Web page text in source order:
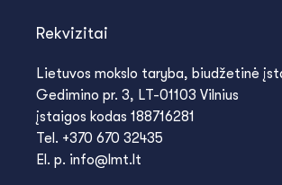
Rekvizitai
Lietuvos mokslo taryba, biudžetinė
Gedimino pr. 3, LT-01103 Vilnius
įstaigos kodas 188716281
Tel. +370 670 32435
El. p. info@lmt.lt